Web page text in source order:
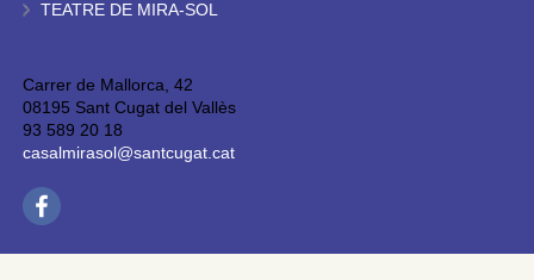
TEATRE DE MIRA-SOL
Carrer de Mallorca, 42
08195 Sant Cugat del Vallès
93 589 20 18
casalmirasol@santcugat.cat